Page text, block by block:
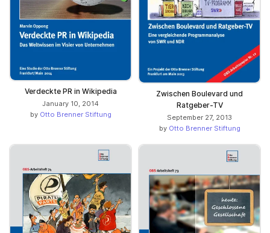
Verdeckte PR in Wikipedia
January 10, 2014
by Otto Brenner Stiftung
Zwischen Boulevard und
Ratgeber-TV
September 27, 2013
by Otto Brenner Stiftung